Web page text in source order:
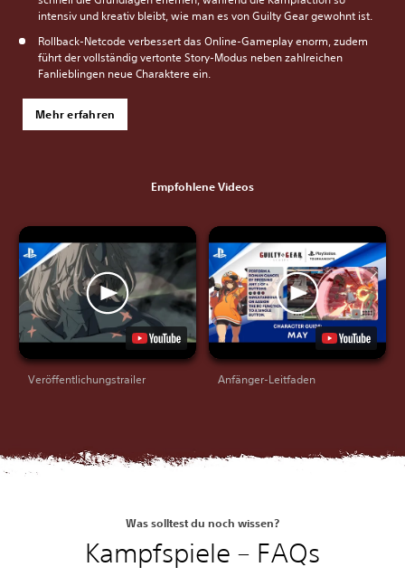
intensiv und kreativ bleibt, wie man es von Guilty Gear gewohnt ist.
Rollback-Netcode verbessert das Online-Gameplay enorm, zudem
führt der vollständig vertonte Story-Modus neben zahlreichen
Fanlieblingen neue Charaktere ein.
Mehr erfahren
Empfohlene Videos
Veröffentlichungstrailer Anfänger-Leitfaden
Was solltest du noch wissen?
Kampfspiele – FAQs